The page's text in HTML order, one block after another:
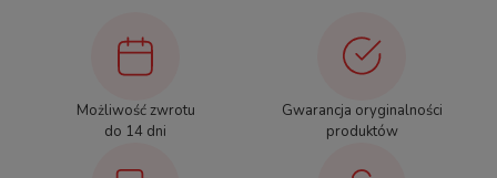
Dla wysokich rodziców
spacerówki
Regulacja oparcia na płasko
Możliwość zwrotu
do 14 dni
Gwarancja oryginalności
produktów